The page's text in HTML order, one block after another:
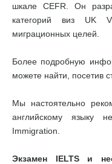
шкале CEFR. Он
категорий виз UK
миграционных целей.
Более подробную
можете найти, посетив
Мы настоятельно
английскому языку
Immigration.
Экзамен IELTS и